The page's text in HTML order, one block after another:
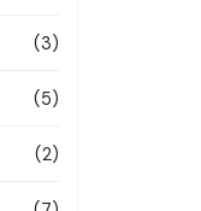
(3)
(5)
(2)